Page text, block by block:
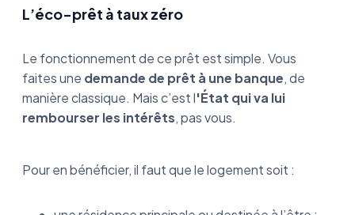
L’éco-prêt à taux zéro
Le fonctionnement de ce prêt est simple. Vous
faites une demande de prêt à une banque, de
manière classique. Mais c’est l'État qui va lui
rembourser les intérêts, pas vous.
Pour en bénéficier, il faut que le logement soit :